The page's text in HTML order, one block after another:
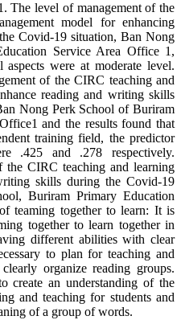
level of management of the
model for enhancing
Covid-19 situation, Ban Nong
Service Area Office 1,
were at moderate level.
of the CIRC teaching and
reading and writing skills
Nong Perk School of Buriram
and the results found that
training field, the predictor
.425 and .278 respectively.
the CIRC teaching and learning
skills during the Covid-19
Buriram Primary Education
teaming together to learn: It is
together to learn together in
different abilities with clear
to plan for teaching and
organize reading groups.
create an understanding of the
and teaching for students and
of a group of words.